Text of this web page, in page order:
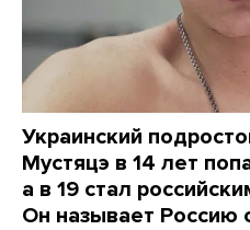
Украинский
Мустяцэ в 14 лет
а в 19 стал
Он называет Россию